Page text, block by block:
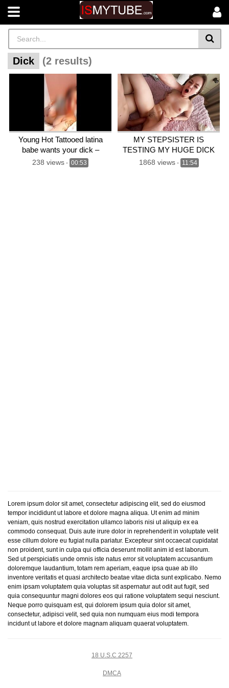
Dick (2 results)
Young Hot Tattooed latina
babe wants your dick –
emilygintonic
238 views - 00:53
MY STEPSISTER IS
TESTING MY HUGE DICK
AND COMMENTING ON IT
1868 views- 11:54
Lorem ipsum dolor sit amet, consectetur adipiscing elit, sed do eiusmod
tempor incididunt ut labore et dolore magna aliqua. Ut enim ad minim
veniam, quis nostrud exercitation ullamco laboris nisi ut aliquip ex ea
commodo consequat. Duis aute irure dolor in reprehenderit in voluptate velit
esse cillum dolore eu fugiat nulla pariatur. Excepteur sint occaecat cupidatat
non proident, sunt in culpa qui officia deserunt mollit anim id est laborum.
Sed ut perspiciatis unde omnis iste natus error sit voluptatem accusantium
doloremque laudantium, totam rem aperiam, eaque ipsa quae ab illo
inventore veritatis et quasi architecto beatae vitae dicta sunt explicabo. Nemo
enim ipsam voluptatem quia voluptas sit aspernatur aut odit aut fugit, sed
quia consequuntur magni dolores eos qui ratione voluptatem sequi nesciunt.
Neque porro quisquam est, qui dolorem ipsum quia dolor sit amet,
consectetur, adipisci velit, sed quia non numquam eius modi tempora
incidunt ut labore et dolore magnam aliquam quaerat voluptatem.
18 U.S.C 2257
DMCA